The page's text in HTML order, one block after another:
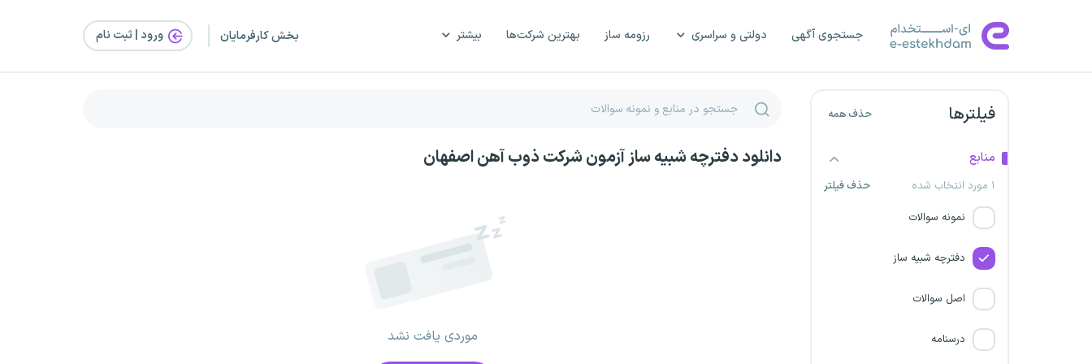
جستجوی آگهی دولتی و سراسری رزومه ساز بهترین شرکت‌ها بیشتر بخش کارفرمایان ورود | ثبت‌ نام
فیلترها حذف همه
منابع
۱ مورد انتخاب شده
حذف فیلتر
نمونه سوالات
دفترچه شبیه ساز
اصل سوالات
درسنامه
آتش نشانی همدان
آتش نشانی یزد
شرکت پیشگامان نیرو مهار
پارسه
دانلود دفترچه شبیه ساز آزمون شرکت ذوب آهن اصفهان
موردی یافت نشد